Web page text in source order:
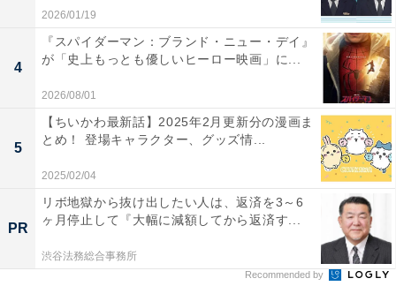
とりカッターを向けた青鬼は、以前ガソリンスタンドで
武蔵が発砲した立てこもり犯は自分の父親だと告白。人
質はホテルオシマの元支配人であり、琴音の死の真相を
聞き出そうとしていたと話します。因幡は現場の動画を
上げて再生数を稼ぎ、武蔵はヒーロー扱いを受け、父は
ただの犯人に成り下がったと憤る青鬼。
青鬼から自分を銃で撃つか裕子を守るか迫られた武蔵で
したが、機転をきかせ裕子の救出に成功。院内に火を放
ち琴音の遺体とともに自ら命を絶つ覚悟の青鬼を必死で
止め、「お前が死んで妹が喜ぶか？ お前は生きるんだ」
2026/01/19
4
『スパイダーマン：ブランド・ニュー・デイ』
が「史上もっとも優しいヒーロー映画」に...
2026/08/01
5
【ちいかわ最新話】2025年2月更新分の漫画ま
とめ！ 登場キャラクター、グッズ情...
2025/02/04
PR
リボ地獄から抜け出したい人は、返済を3～6
ヶ月停止して『大幅に減額してから返済す...
渋谷法務総合事務所
Recommended by